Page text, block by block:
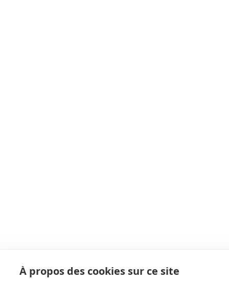
À propos des cookies sur ce site